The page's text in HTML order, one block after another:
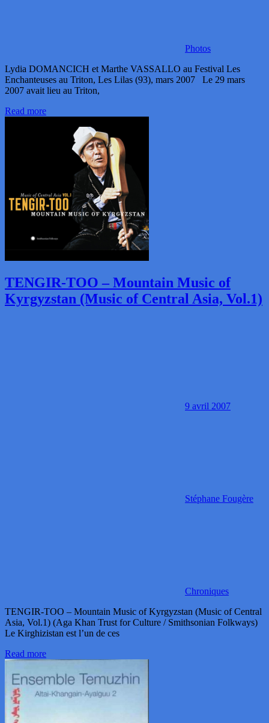
Photos
Lydia DOMANCICH et Marthe VASSALLO au Festival Les
Enchanteuses au Triton, Les Lilas (93), mars 2007 Le 29 mars
2007 avait lieu au Triton,
Read more
TENGIR-TOO – Mountain Music of
Kyrgyzstan (Music of Central Asia, Vol.1)
9 avril 2007
Stéphane Fougère
Chroniques
TENGIR-TOO – Mountain Music of Kyrgyzstan (Music of Central
Asia, Vol.1) (Aga Khan Trust for Culture / Smithsonian Folkways)
Le Kirghizistan est l’un de ces
Read more